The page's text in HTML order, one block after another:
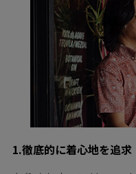
1.徹底的に着心地を追求